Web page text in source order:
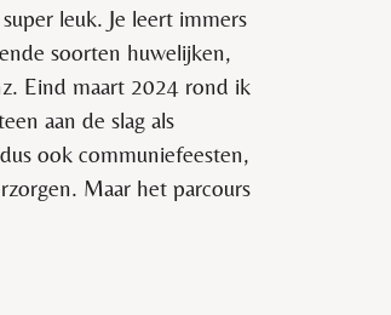
leuk. Je leert immers
soorten huwelijken,
Eind maart 2024 rond ik
aan de slag als
ook communiefeesten,
Maar het parcours